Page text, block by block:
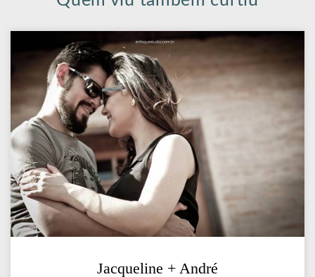
Jacqueline + André